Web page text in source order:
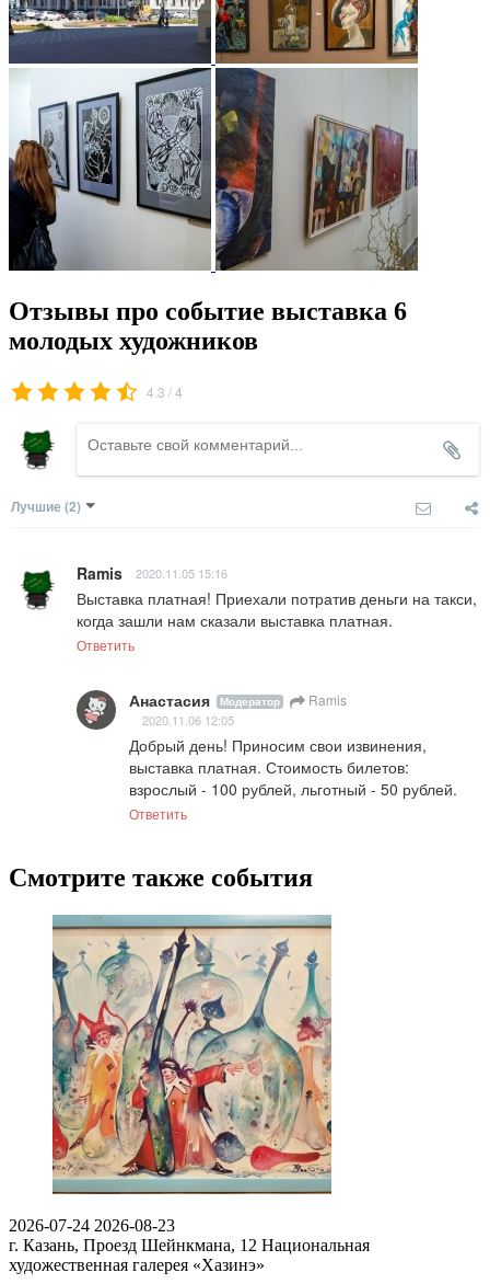
Отзывы про событие выставка 6
молодых художников
4.3 /4
Лучшие (2)
Ramis 2020.11.05 15:16
Выставка платная! Приехали потратив деньги на такси,
когда зашли нам сказали выставка платная.
Ответить
Анастасия Модератор Ramis
2020.11.06 12:05
Добрый день! Приносим свои извинения,
выставка платная. Стоимость билетов:
взрослый - 100 рублей, льготный - 50 рублей.
Ответить
Смотрите также события
2026-07-24 2026-08-23
г. Казань, Проезд Шейнкмана, 12 Национальная
художественная галерея «Хазинэ»